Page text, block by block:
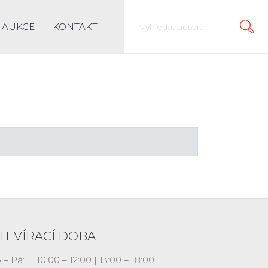
AUKCE KONTAKT
DOBA
– Pá: 10:00 – 12:00 | 13:00 – 18:00